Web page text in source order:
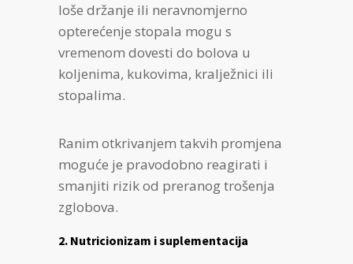
loše držanje ili neravnomjerno
opterećenje stopala mogu s
vremenom dovesti do bolova u
koljenima, kukovima, kralježnici ili
stopalima.
Ranim otkrivanjem takvih promjena
moguće je pravodobno reagirati i
smanjiti rizik od preranog trošenja
zglobova.
2. Nutricionizam i suplementacija